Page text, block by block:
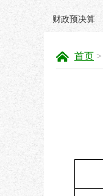
财政预决算
首页 >